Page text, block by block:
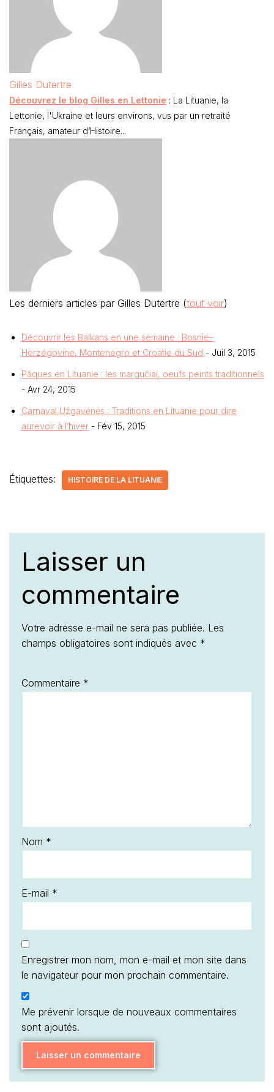
Gilles Dutertre
Découvrez le blog Gilles en Lettonie : La Lituanie, la
Lettonie, l'Ukraine et leurs environs, vus par un retraité
Français, amateur d’Histoire...
Les derniers articles par Gilles Dutertre (tout voir)
Découvrir les Balkans en une semaine : Bosnie–
Herzégovine, Montenegro et Croatie du Sud - Juil 3, 2015
Pâques en Lituanie : les margučiai, oeufs peints traditionnels
- Avr 24, 2015
Carnaval Užgavėnės : Traditions en Lituanie pour dire
aurevoir à l’hiver - Fév 15, 2015
Étiquettes: HISTOIRE DE LA LITUANIE
Laisser un
commentaire
Votre adresse e-mail ne sera pas publiée. Les
champs obligatoires sont indiqués avec *
Commentaire *
Nom *
E-mail *
Enregistrer mon nom, mon e-mail et mon site dans
le navigateur pour mon prochain commentaire.
Me prévenir lorsque de nouveaux commentaires
sont ajoutés.